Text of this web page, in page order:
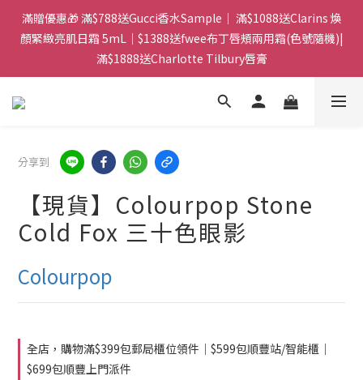
門市：旺角兆萬中心地庫B218 ｜ 所有訂單可旺角門市取貨｜全店
滿$399包郵局取件｜$599包順豐站/站智能櫃｜$699包順豐上門派
件
滿贈優惠🎁 滿$788送Gucci香水Sample｜ 滿$1088送Clarins 煥
顏緊緻亮肌日霜 5mL｜$1388送fwee布丁唇頰兩用霜(色號隨機)|
滿$1888送Charlotte Tilbury唇膏
門市：旺角兆萬中心地庫B218 ｜ 所有訂單可旺角門市取貨｜全店
分享到
【現貨】Colourpop Stone
Cold Fox 三十色眼影
Colourpop
全店，購物滿$399包郵局櫃位領件｜$599包順豐站/智能櫃｜
$699包順豐上門派件